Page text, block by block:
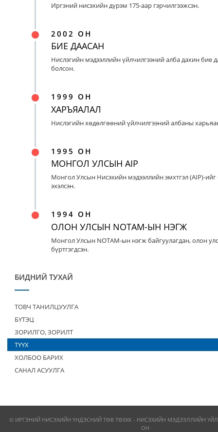
Иргэний нисэхийн дүрэм 175-аар гэрчилгээжсэн.
2002 ОН
БИЕ ДААСАН
Нислэгийн мэдээллийн үйлчилгээний алба дахин бие
болсон.
1999 ОН
ХАРЪЯАЛАЛ
Нислэгийн хөдөлгөөний үйлчилгээний албаны
1995 ОН
МОНГОЛ УЛСЫН AIP
Монгол Улсын Нисэхийн мэдээллийн эмхтгэл (AIP)-
эхэлсэн.
1994 ОН
ОЛОН УЛСЫН NOTAM-ЫН НЭГЖ
Монгол Улсын NOTAM-ын нэгж байгуулагдан, олон
бүртгэгдсэн.
БИДНИЙ ТУХАЙ
ТОВЧ ТАНИЛЦУУЛГА
БҮТЭЦ
ЗОРИЛГО, ЗОРИЛТ
ТҮҮХ
ХОЛБОО БАРИХ
САНАЛ АСУУЛГА
© ИРГЭНИЙ НИСЭХИЙН ҮНДЭСНИЙ ТӨВ ТӨХХК - НИСЭХИЙН МЭДЭЭЛЛИЙН
ОН